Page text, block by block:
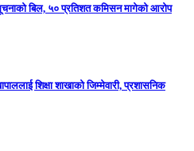
बिल, ५० प्रतिशत कमिसन मागेको आरोप
शिक्षा शाखाको जिम्मेवारी, प्रशासनिक